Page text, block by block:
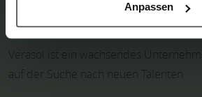
Anpassen
Verasol ist ein wachsendes
auf der Suche nach neuen Talenten.